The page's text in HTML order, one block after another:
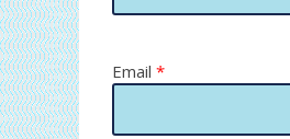
Email *